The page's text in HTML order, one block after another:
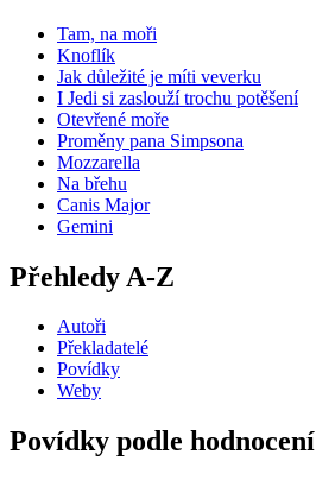
Tam, na moři
Knoflík
Jak důležité je míti veverku
I Jedi si zaslouží trochu potěšení
Otevřené moře
Proměny pana Simpsona
Mozzarella
Na břehu
Canis Major
Gemini
Přehledy A-Z
Autoři
Překladatelé
Povídky
Weby
Povídky podle hodnocení